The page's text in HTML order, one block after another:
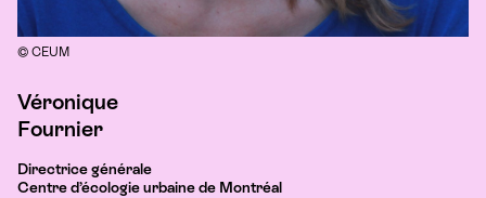
© CEUM
Véronique
Fournier
Directrice générale
Centre d’écologie urbaine de Montréal